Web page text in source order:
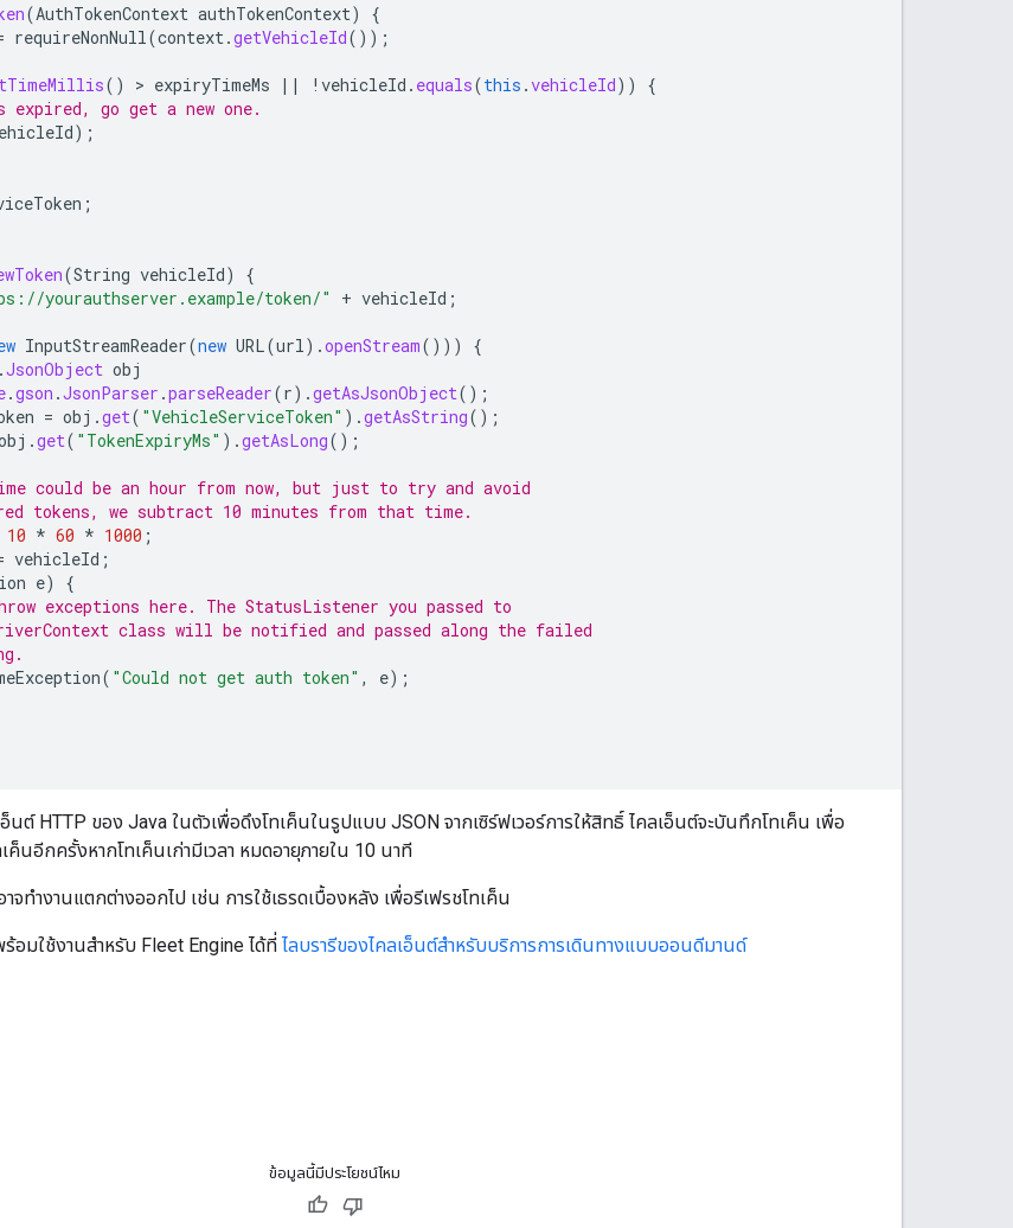
(AuthTokenContext authTokenContext)
{
requireNonNull(context.getVehicleId());
() > expiryTimeMs || ! vehicleId . equals(this .vehicleId))
{
expired, go get a new one.
);
;
(String vehicleId)
{
yourauthserver.example/token/" + vehicleId ;
InputStreamReader(new URL(url).openStream()))
{
.JsonObject obj
.gson .JsonParser .parseReader(r).getAsJsonObject();
= obj .get( "VehicleServiceToken" ).getAsString();
.get( "TokenExpiryMs" ).getAsLong();
could be an hour from now, but just to try and avoid
tokens, we subtract 10 minutes from that time.
10 * 60 * 1000 ;
vehicleId ;
e)
{
exceptions here. The StatusListener you passed to
class will be notified and passed along the failed
( "Could not get auth token" , e);
อ็นต์ HTTP ของ Java ในตัวเพื่อดึงโทเค็นในรูปแบบ JSON จากเซิร์ฟเวอร์การให้สิทธิ์ ไคลเอ็นต์จะบันทึกโทเค็น เพื่อ
เค็นอีกครั้งหากโทเค็นเก่ามีเวลา หมดอายุภายใน 10 นาที
จทำงานแตกต่างออกไป เช่น การใช้เธรดเบื้องหลัง เพื่อรีเฟรชโทเค็น
ร้อมใช้งานสำหรับ Fleet Engine ได้ที่ ไลบรารีของไคลเอ็นต์สำหรับบริการการเดินทางแบบออนดีมานด์
ข้อมูลนี้มีประโยชน์ไหม